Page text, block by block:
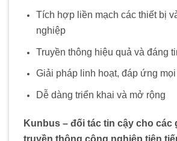
Tích hợp liền mạch các thiết bị
nghiệp
Truyền thông hiệu quả và đáng
Giải pháp linh hoạt, đáp ứng
Dễ dàng triển khai và mở rộng
Kunbus – đối tác tin cậy cho các
truyền thông công nghiệp tiên